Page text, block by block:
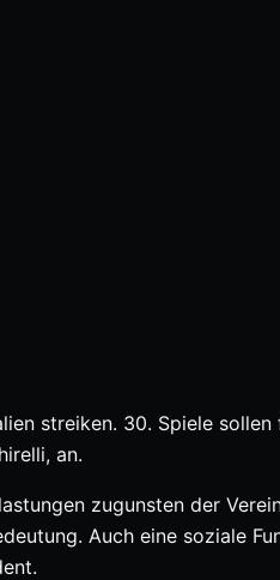
streiken. 30. Spiele
an.
zugunsten der
Auch eine soziale